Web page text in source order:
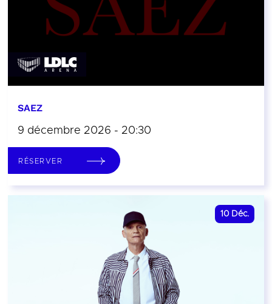
SAEZ
9 décembre 2026 - 20:30
RÉSERVER
10 Déc.